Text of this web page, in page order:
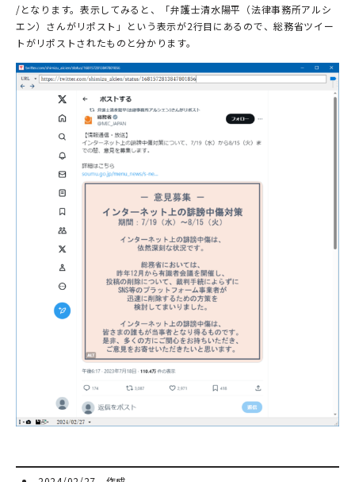
/となります。表示してみると、「弁護士清水陽平（法律事務所アルシ
エン）さんがリポスト」という表示が2行目にあるので、総務省ツイー
トがリポストされたものと分かります。